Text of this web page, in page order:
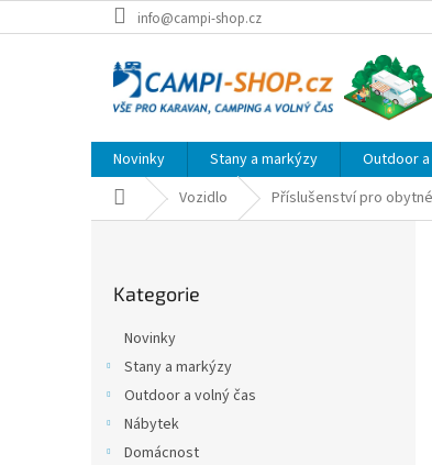
na
info@campi-shop.cz
Novinky Stany a markýzy Outdoor
Domů Vozidlo Příslušenství pro
kategorie
Kategorie
Novinky
Stany a markýzy
Outdoor a volný čas
Nábytek
Domácnost